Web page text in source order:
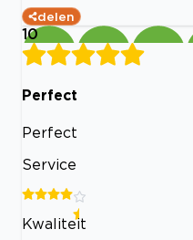
delen
10
Perfect
Perfect
Service
Kwaliteit